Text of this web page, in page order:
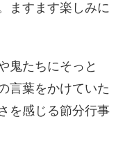
ますます楽しみに
鬼たちにそっと
言葉をかけていた
を感じる節分行事